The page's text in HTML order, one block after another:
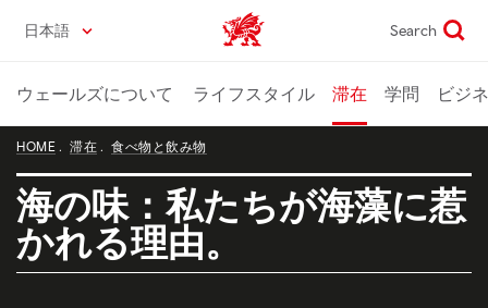
content
日本語 Wales home Search
ウェールズについて ライフスタイル 滞在 学問 ビジ
HOME 滞在 食べ物と飲み物
海の味：私たちが海藻に惹
かれる理由。